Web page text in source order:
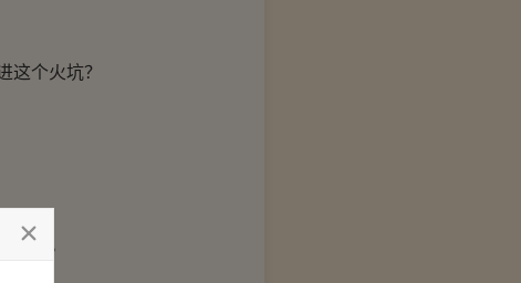
个火坑？
情。